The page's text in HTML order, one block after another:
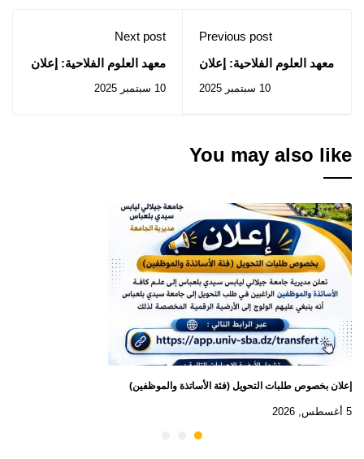
Previous post
معهد العلوم الفلاحية: إعلان
المتعلقة بالإستشارة رقم
10 سبتمبر 2025
Next post
معهد العلوم الفلاحية: إعلان
10 سبتمبر 2025
You may also like
إعلان بخصوص طلبات التحويل (فئة الأساتذة والموظفين)
5 أغسطس, 2026